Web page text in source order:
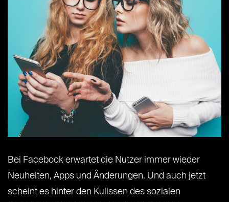
Bei Facebook erwartet die Nutzer immer wieder
Neuheiten, Apps und Änderungen. Und auch jetzt
scheint es hinter den Kulissen des sozialen